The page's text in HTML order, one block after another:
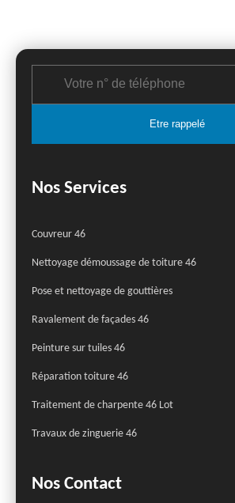
Nos Services
Couvreur 46
Nettoyage démoussage de toiture 46
Pose et nettoyage de gouttières
Ravalement de façades 46
Peinture sur tuiles 46
Réparation toiture 46
Traitement de charpente 46 Lot
Travaux de zinguerie 46
Nos Contact